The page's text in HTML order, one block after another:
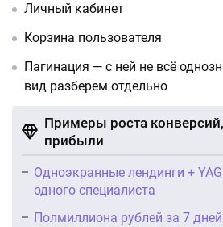
Личный кабинет
Корзина пользователя
Пагинация — с ней не всё
вид разберем отдельно
Примеры роста
прибыли
Одноэкранные лендинги +
одного специалиста
Полмиллиона рублей за 7